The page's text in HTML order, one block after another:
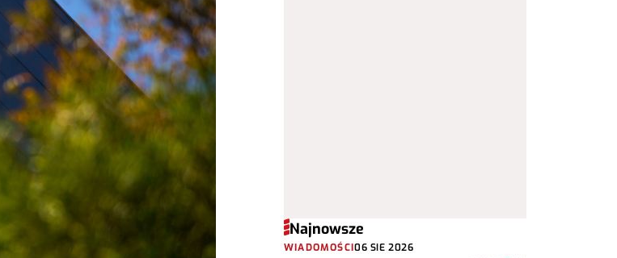
Najnowsze
WIADOMOŚCI06 SIE 2026